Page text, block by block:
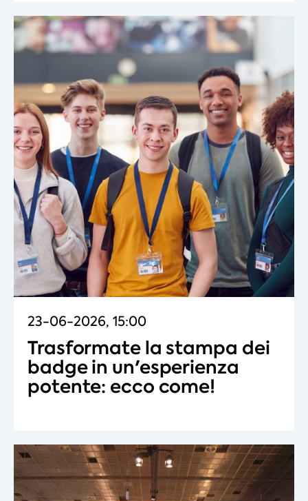
23-06-2026, 15:00
Trasformate la stampa dei
badge in un'esperienza
potente: ecco come!